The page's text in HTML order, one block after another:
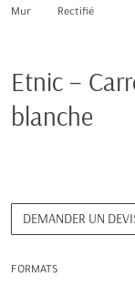
Mur Rectifié
Etnic –
blanche
DEMANDER UN
FORMATS